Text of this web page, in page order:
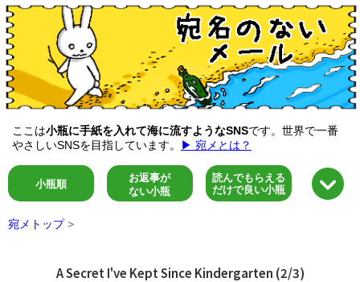
ここは小瓶に手紙を入れて海に流すようなSNSです。世界で一番
やさしいSNSを目指しています。
▶ 宛メとは？
小瓶順
お返事が
ない小瓶
読んでもらえる
だけで良い小瓶
宛メトップ >
A Secret I've Kept Since Kindergarten (2/3)